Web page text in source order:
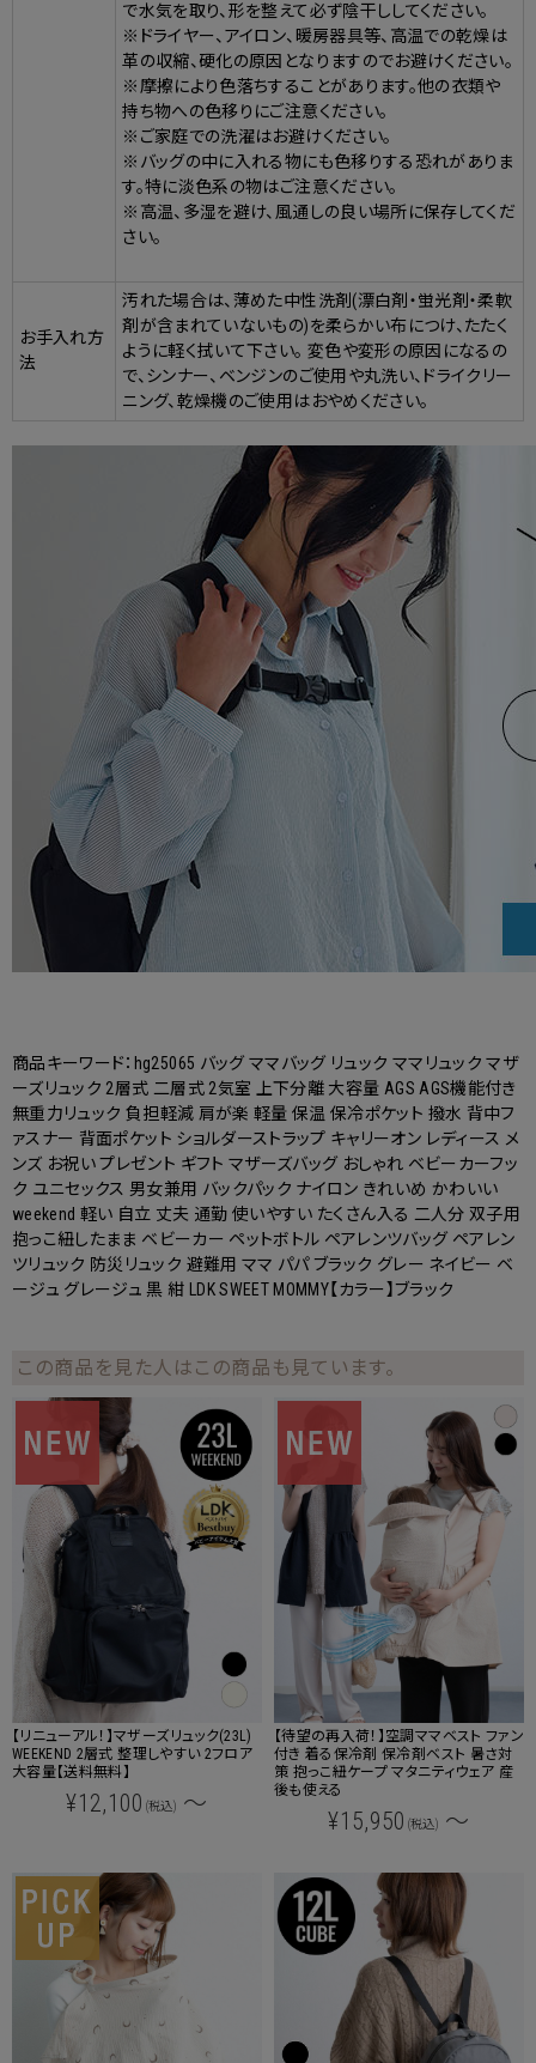
で水気を取り、形を整えて必ず陰干ししてください。
※ドライヤー、アイロン、暖房器具等、高温での乾燥は
革の収縮、硬化の原因となりますのでお避けください。
※摩擦により色落ちすることがあります。他の衣類や
持ち物への色移りにご注意ください。
※ご家庭での洗濯はお避けください。
※バッグの中に入れる物にも色移りする恐れがありま
す。特に淡色系の物はご注意ください。
※高温、多湿を避け、風通しの良い場所に保存してくだ
さい。
お手入れ方
法
汚れた場合は、薄めた中性洗剤(漂白剤・蛍光剤・柔軟
剤が含まれていないもの)を柔らかい布につけ、たたく
ように軽く拭いて下さい。 変色や変形の原因になるの
で、シンナー、ベンジンのご使用や丸洗い、ドライクリー
ニング、乾燥機のご使用はおやめください。
商品キーワード：hg25065 バッグ ママバッグ リュック ママリュック マザ
ーズリュック 2層式 二層式 2気室 上下分離 大容量 AGS AGS機能付き
無重力リュック 負担軽減 肩が楽 軽量 保温 保冷ポケット 撥水 背中フ
ァスナー 背面ポケット ショルダーストラップ キャリーオン レディース メ
ンズ お祝い プレゼント ギフト マザーズバッグ おしゃれ ベビーカーフッ
ク ユニセックス 男女兼用 バックパック ナイロン きれいめ かわいい
weekend 軽い 自立 丈夫 通勤 使いやすい たくさん入る 二人分 双子用
抱っこ紐したまま ベビーカー ペットボトル ペアレンツバッグ ペアレン
ツリュック 防災リュック 避難用 ママ パパ ブラック グレー ネイビー ベ
ージュ グレージュ 黒 紺 LDK SWEET MOMMY【カラー】ブラック
この商品を見た人はこの商品も見ています。
【リニューアル！】マザーズリュック(23L)
WEEKEND 2層式 整理しやすい 2フロア
大容量【送料無料】
¥12,100 (税込) ～
【待望の再入荷！】空調ママベスト ファン
付き 着る保冷剤 保冷剤ベスト 暑さ対
策 抱っこ紐ケープ マタニティウェア 産
後も使える
¥15,950 (税込) ～